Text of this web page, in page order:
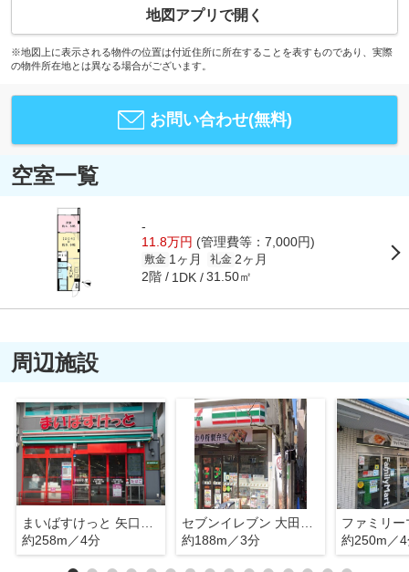
地図アプリで開く
※地図上に表示される物件の位置は付近住所に所在することを表すものであり、実際
の物件所在地とは異なる場合がございます。
お問い合わせ(無料)
空室一覧
-
11.8万円 (管理費等：7,000円)
敷金 1ヶ月 礼金 2ヶ月
2階 1DK 31.50㎡
周辺施設
約258m／4分
約188m／3分
約250m／